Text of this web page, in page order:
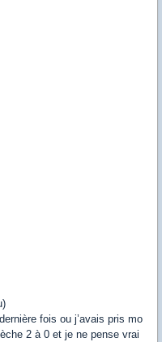
fois ou j’avais pris mo
2 à 0 et je ne pense vrai